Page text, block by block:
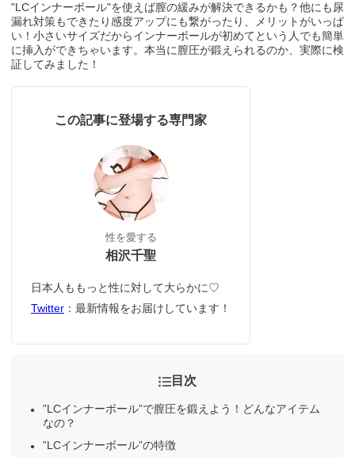
"LCインナーボール"を使えば膣の緩みが解決できるかも？他にも尿
漏れ対策もできたり感度アップにも繋がったり、メリットがいっぱ
い！小さいサイズだからインナーボールが初めてという人でも簡単
に挿入ができちゃいます。本当に膣圧が鍛えられるのか、実際に検
証してみました！
この記事に登場する専門家
性を愛する
相沢千聖
日本人ももっと性に対して大らかに♡
Twitter ：最新情報をお届けしています！
目次
”LCインナーボール”で膣圧を鍛えよう！どんなアイテム
なの？
”LCインナーボール”の特徴